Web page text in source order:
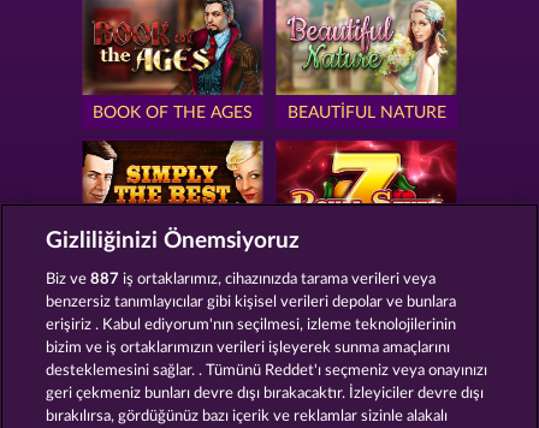
BOOK OF THE AGES BEAUTIFUL NATURE
SIMPLY THE BEST
GOLDEN EI OF
MOORHUHN
FOREVER
DIAMONDS
Gizliliğinizi Önemsiyoruz
Biz ve887 iş ortaklarımız, cihazınızda tarama verileri veya
benzersiz tanımlayıcılar gibi kişisel verileri depolar ve bunlara
erişiriz . Kabul ediyorum'nın seçilmesi, izleme teknolojilerinin
bizim ve iş ortaklarımızın verileri işleyerek sunma amaçlarını
desteklemesini sağlar. . Tümünü Reddet'ı seçmeniz veya onayınızı
geri çekmeniz bunları devre dışı bırakacaktır. İzleyiciler devre dışı
bırakılırsa, gördüğünüz bazı içerik ve reklamlar sizinle alakalı